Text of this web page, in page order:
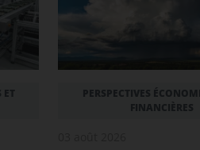
ET
PERSPECTIVES
FINANCIÈRES